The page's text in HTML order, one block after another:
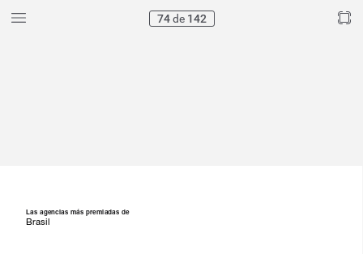
74 de 142
Las agencias más premiadas de
Brasil